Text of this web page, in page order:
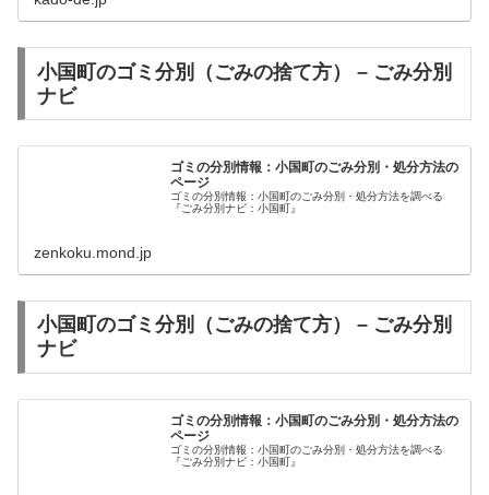
小国町のゴミ分別（ごみの捨て方） – ごみ分別
ナビ
ゴミの分別情報：小国町のごみ分別・処分方法の
ページ
ゴミの分別情報：小国町のごみ分別・処分方法を調べる
『ごみ分別ナビ：小国町』
zenkoku.mond.jp
小国町のゴミ分別（ごみの捨て方） – ごみ分別
ナビ
ゴミの分別情報：小国町のごみ分別・処分方法の
ページ
ゴミの分別情報：小国町のごみ分別・処分方法を調べる
『ごみ分別ナビ：小国町』